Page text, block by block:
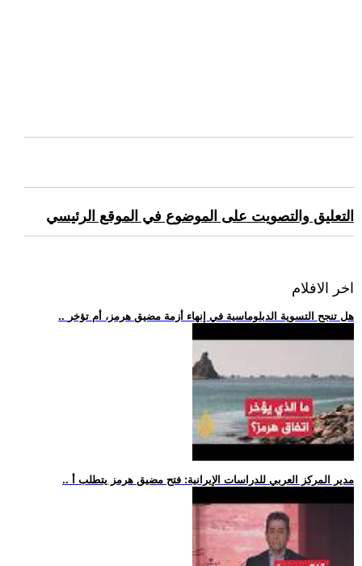
التعليق والتصويت على الموضوع في الموقع الرئيسي
اخر الافلام
.. هل تنجح التسوية الدبلوماسية في إنهاء أزمة مضيق هرمز، أم تؤخر
.. مدير المركز العربي للدراسات الإيرانية: فتح مضيق هرمز يتطلب أ